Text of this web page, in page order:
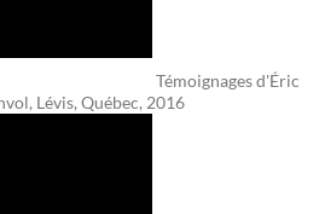
Témoignages d'Éric
Lévis, Québec, 2016